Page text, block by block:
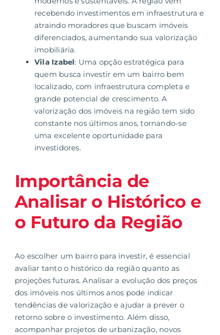
recebendo investimentos em infraestrutura e
atraindo moradores que buscam imóveis
diferenciados, aumentando sua valorização
imobiliária.
Vila Izabel: Uma opção estratégica para
quem busca investir em um bairro bem
localizado, com infraestrutura completa e
grande potencial de crescimento. A
valorização dos imóveis na região tem sido
constante nos últimos anos, tornando-se
uma excelente oportunidade para
investidores.
Importância de
Analisar o Histórico e
o Futuro da Região
Ao escolher um bairro para investir, é essencial
avaliar tanto o histórico da região quanto as
projeções futuras. Analisar a evolução dos preços
dos imóveis nos últimos anos pode indicar
tendências de valorização e ajudar a prever o
retorno sobre o investimento. Além disso,
acompanhar projetos de urbanização, novos